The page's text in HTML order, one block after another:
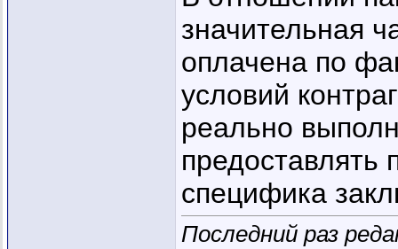
значительная
оплачена по
условий
реально
предоставлять
специфика
Последний раз